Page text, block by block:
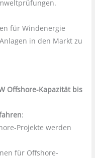
für Windenergie
in den Markt zu
Offshore-Kapazität bis
:
Projekte werden
für Offshore-